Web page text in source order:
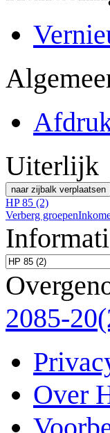
Uiterlijk
naar zijbalk verplaatsen
HP 85 (2)
Verberg groepen
2085-
Over